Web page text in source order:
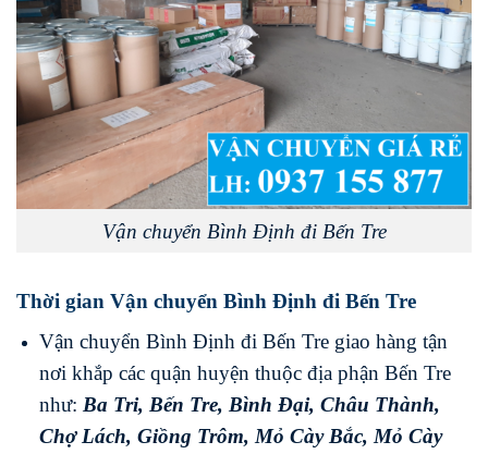
Vận chuyển Bình Định đi Bến Tre
Thời gian Vận chuyển Bình Định đi Bến Tre
Vận chuyển Bình Định đi Bến Tre giao hàng tận
nơi khắp các quận huyện thuộc địa phận Bến Tre
như: Ba Tri, Bến Tre, Bình Đại, Châu Thành,
Chợ Lách, Giồng Trôm, Mỏ Cày Bắc, Mỏ Cày